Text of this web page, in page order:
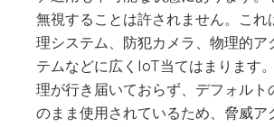
無視することは許されません。これ
理システム、防犯カメラ、物理的ア
テムなどに広くIoT当てはまります
理が行き届いておらず、デフォルト
のまま使用されているため、脅威ア